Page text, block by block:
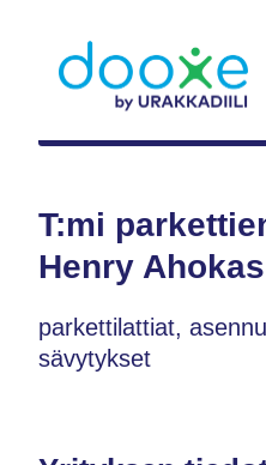
T:mi
Henry Ahokas
parkettilattiat,
sävytykset